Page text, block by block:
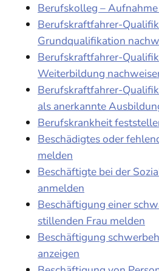
Berufskolleg –
Berufskraftfahrer-
Grundqualifikation
Berufskraftfahrer-
Weiterbildung
Berufskraftfahrer-
als anerkannte
Berufskrankheit
Beschädigtes oder
melden
Beschäftigte bei der
anmelden
Beschäftigung einer
stillenden Frau melden
Beschäftigung
anzeigen